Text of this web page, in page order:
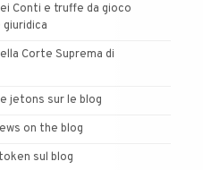
Conti e truffe da gioco
Corte Suprema di
jetons sur le blog
on the blog
sul blog